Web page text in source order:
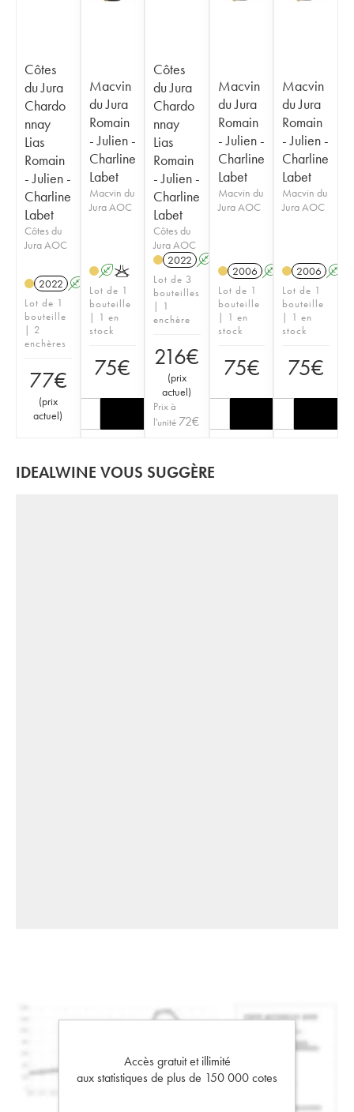
Côtes
du Jura
Chardo
nnay
Lias
Romain
- Julien -
Charline
Labet
Côtes du
Jura AOC
2022 A K
Lot de 1
bouteille
| 2
enchères
77€
(prix
actuel)
Macvin
du Jura
Romain
- Julien -
Charline
Labet
Macvin du
Jura AOC
AK
Lot de 1
bouteille
| 1 en
stock
75€
Côtes
du Jura
Chardo
nnay
Lias
Romain
- Julien -
Charline
Labet
Côtes du
Jura AOC
2022 A
Lot de 3
bouteilles
| 1
enchère
216€
(prix
actuel)
Prix à
l'unité 72€
Macvin
du Jura
Romain
- Julien -
Charline
Labet
Macvin du
Jura AOC
2006 A K
Lot de 1
bouteille
| 1 en
stock
75€
Macvin
du Jura
Romain
- Julien -
Charline
Labet
Macvin du
Jura AOC
2006 A
Lot de 1
bouteille
| 1 en
stock
75€
IDEALWINE VOUS SUGGÈRE
Accès gratuit et illimité
aux statistiques de plus de 150 000 cotes